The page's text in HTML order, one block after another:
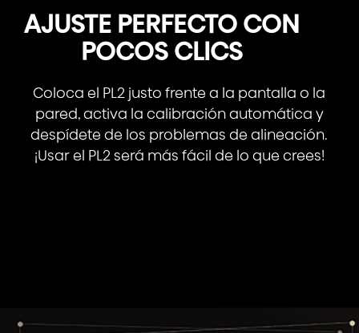
AJUSTE PERFECTO CON
POCOS CLICS
Coloca el PL2 justo frente a la pantalla o la
pared, activa la calibración automática y
despídete de los problemas de alineación.
¡Usar el PL2 será más fácil de lo que crees!